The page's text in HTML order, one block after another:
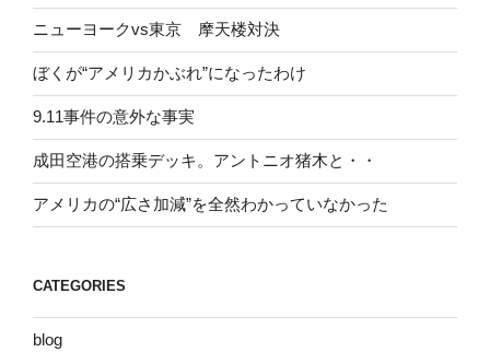
ニューヨークvs東京 摩天楼対決
ぼくが“アメリカかぶれ”になったわけ
9.11事件の意外な事実
成田空港の搭乗デッキ。アントニオ猪木と・・
アメリカの“広さ加減”を全然わかっていなかった
CATEGORIES
blog